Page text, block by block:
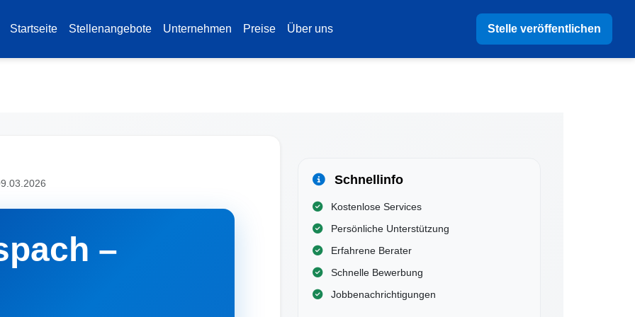
Startseite Stellenangebote Unternehmen Preise Über uns Stelle veröffentlichen
–
Schnellinfo
Kostenlose Services
Persönliche Unterstützung
Erfahrene Berater
Schnelle Bewerbung
Jobbenachrichtigungen